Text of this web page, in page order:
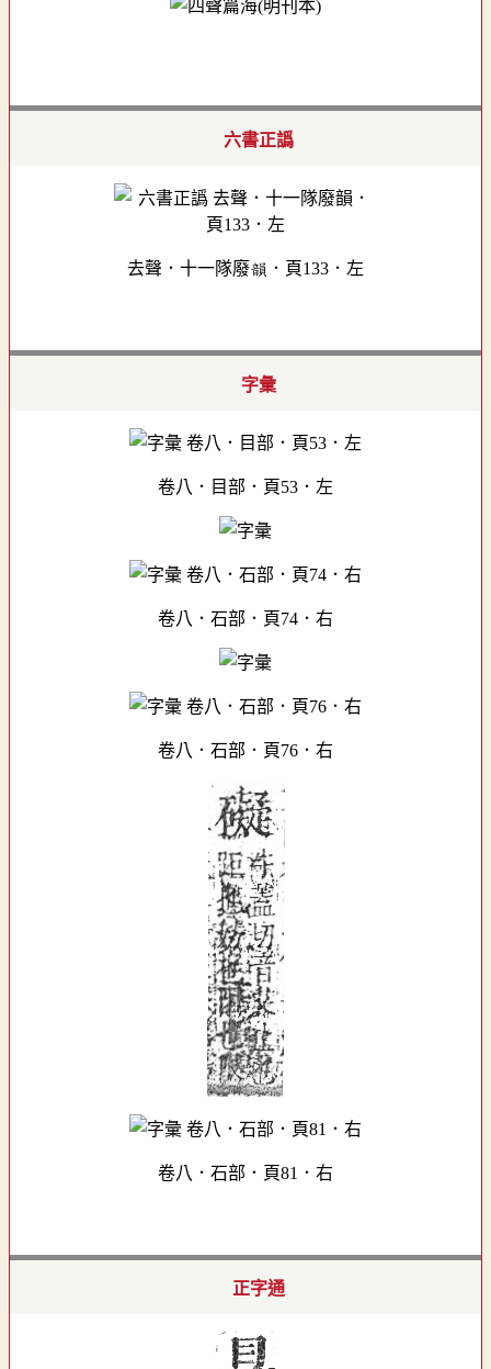
六書正譌
去聲．十一隊廢韻．頁133．左
字彙
卷八．目部．頁53．左
卷八．石部．頁74．右
卷八．石部．頁76．右
卷八．石部．頁81．右
正字通